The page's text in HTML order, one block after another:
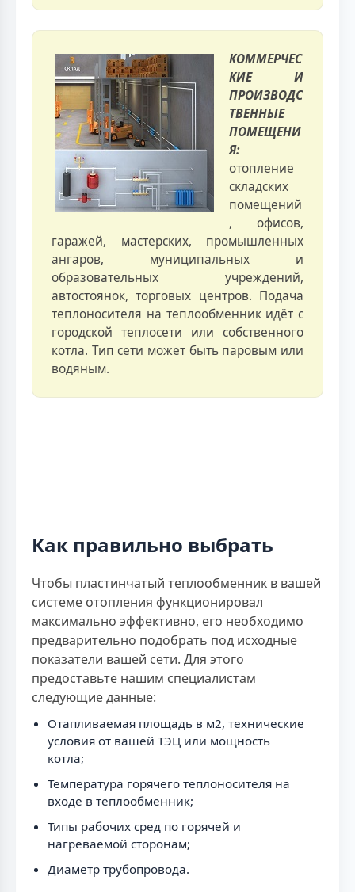
КОММЕРЧЕС
КИЕ И
ПРОИЗВОДС
ТВЕННЫЕ
ПОМЕЩЕНИ
Я:
отопление
складских
помещений
, офисов,
гаражей, мастерских, промышленных
ангаров, муниципальных и
образовательных учреждений,
автостоянок, торговых центров. Подача
теплоносителя на теплообменник идёт с
городской теплосети или собственного
котла. Тип сети может быть паровым или
водяным.
Как правильно выбрать
Чтобы пластинчатый теплообменник в вашей
системе отопления функционировал
максимально эффективно, его необходимо
предварительно подобрать под исходные
показатели вашей сети. Для этого
предоставьте нашим специалистам
следующие данные:
Отапливаемая площадь в м2, технические
условия от вашей ТЭЦ или мощность
котла;
Температура горячего теплоносителя на
входе в теплообменник;
Типы рабочих сред по горячей и
нагреваемой сторонам;
Диаметр трубопровода.